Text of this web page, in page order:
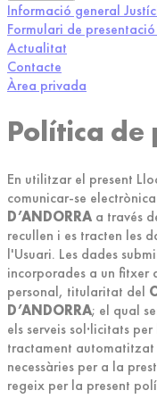
Informació general
Formulari de
Actualitat
Contacte
Àrea privada
Política
En utilitzar el present
comunicar-se
D’ANDORRA a través
recullen i es tracten les
l'Usuari. Les dades
incorporades a un
personal, titularitat del
D’ANDORRA; el qual
els serveis sol·licitats
tractament automatitzat
necessàries per a la
regeix per la present